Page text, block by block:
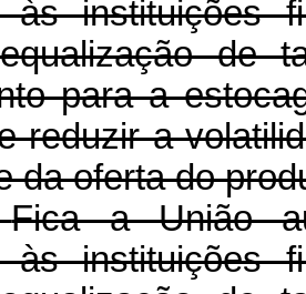
às instituições
de
para a
reduzir a
da oferta do
Fica a União
às instituições